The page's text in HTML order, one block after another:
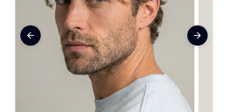
arrow_back arrow_forward